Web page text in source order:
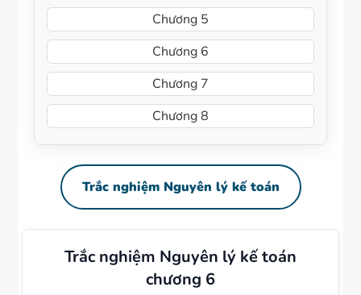
Chương 5
Chương 6
Chương 7
Chương 8
Trắc nghiệm Nguyên lý kế toán
Trắc nghiệm Nguyên lý kế toán
chương 6